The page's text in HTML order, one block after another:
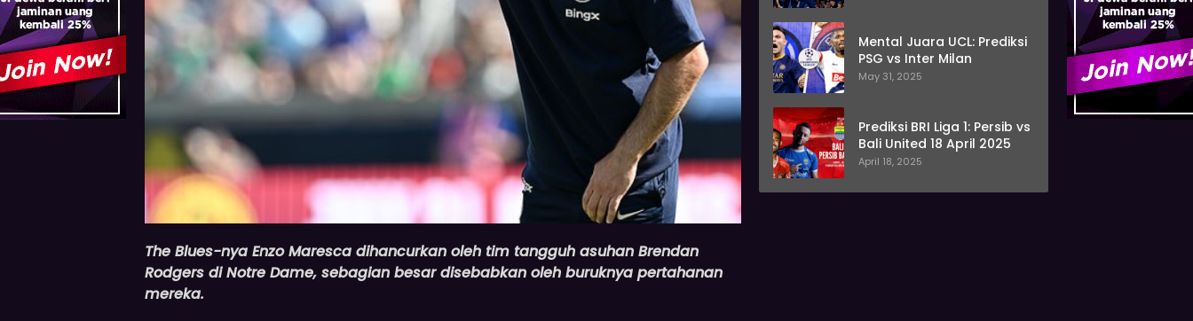
The Blues-nya Enzo Maresca dihancurkan oleh tim tangguh asuhan Brendan
Rodgers di Notre Dame, sebagian besar disebabkan oleh buruknya pertahanan
mereka.
Mental Juara UCL: Prediksi
PSG vs Inter Milan
May 31, 2025
Prediksi BRI Liga 1: Persib vs
Bali United 18 April 2025
April 18, 2025